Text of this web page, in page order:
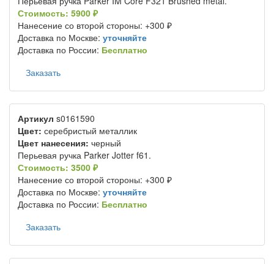
Стоимость: 5900 ₽
Нанесение со второй стороны: +300 ₽
Доставка по Москве: уточняйте
Доставка по России: Бесплатно
Заказать
Артикул s0161590
Цвет: серебристый металлик
Цвет нанесения: черный
Перьевая ручка Parker Jotter f61.
Стоимость: 3500 ₽
Нанесение со второй стороны: +300 ₽
Доставка по Москве: уточняйте
Доставка по России: Бесплатно
Заказать